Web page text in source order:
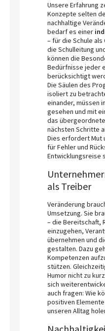
Unsere Erfahrung
Konzepte selten
nachhaltige
bedarf es einer
– für die Schule
die Schulleitung
können die
Bedürfnisse jeder
berücksichtigt
Die Säulen des
isoliert zu
einander, müssen
gesehen und mit
das
nächsten Schritte
Dies erfordert Mut
für Fehler und
Entwicklungsreise
als Treiber
Veränderung
Umsetzung. Sie
– die Bereitschaft,
einzugehen,
übernehmen und
gestalten. Dazu
Kompetenzen
stützen.
Humor nicht zu
sich
auch fragen: Wie
positiven Elemente
unseren Alltag